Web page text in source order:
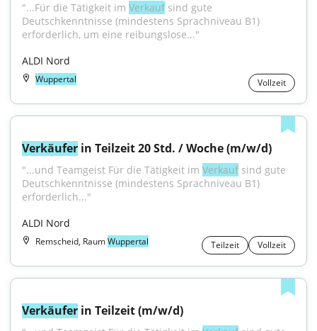
"...Für die Tätigkeit im Verkauf sind gute
Deutschkenntnisse (mindestens Sprachniveau B1)
erforderlich, um eine reibungslose..."
ALDI Nord
Wuppertal Vollzeit
Verkäufer in Teilzeit 20 Std. / Woche (m/w/d)
"...und Teamgeist Für die Tätigkeit im Verkauf sind gute
Deutschkenntnisse (mindestens Sprachniveau B1)
erforderlich..."
ALDI Nord
Remscheid, RaumWuppertal Teilzeit Vollzeit
Verkäufer in Teilzeit (m/w/d)